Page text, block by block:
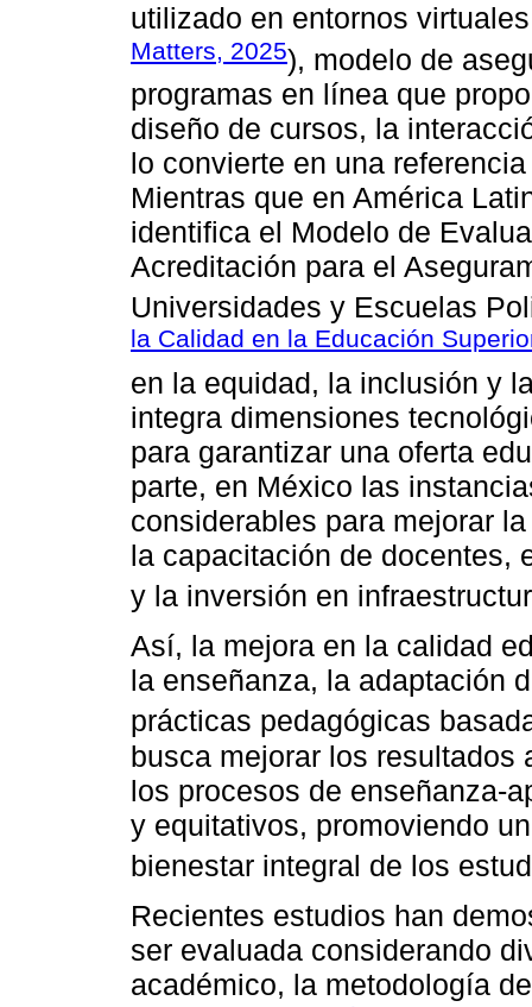
utilizado en entornos
Matters, 2025), modelo de
programas en línea que
diseño de cursos, la
lo convierte en una
Mientras que en América
identifica el Modelo de
Acreditación para el
Universidades y Escuelas
la Calidad en la Educación
en la equidad, la inclusión y
integra dimensiones
para garantizar una oferta
parte, en México las
considerables para mejorar
la capacitación de docentes,
y la inversión en
Así, la mejora en la calidad
la enseñanza, la adaptación
prácticas pedagógicas
busca mejorar los resultados
los procesos de enseñanza-
y equitativos, promoviendo
bienestar integral de los
Recientes estudios han
ser evaluada considerando
académico, la metodología